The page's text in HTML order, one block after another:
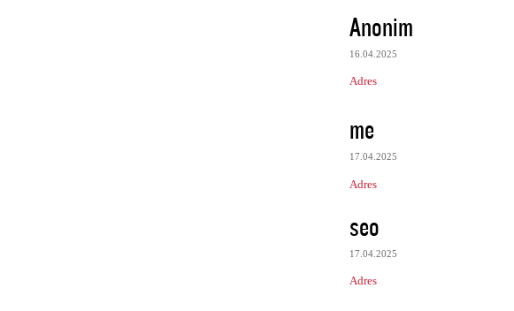
Anonim
16.04.2025
Adres
me
17.04.2025
Adres
seo
17.04.2025
Adres